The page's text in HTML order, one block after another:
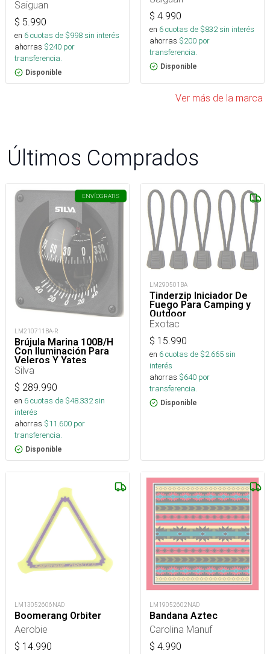
Genericos 6V.
Saiguan
$ 5.990
en 6cuotas de $998sin interés
ahorras $240 por
transferencia.
Disponible
$ 4.990
en 6cuotas de $832sin interés
ahorras $200 por
transferencia.
Disponible
Ver más de la marca
Últimos Comprados
ENVÍOGRATIS
LM210711BA-R
Brújula Marina 100B/H
Con Iluminación Para
Veleros Y Yates
Silva
$ 289.990
en 6cuotas de $48.332sin
interés
ahorras $11.600 por
transferencia.
Disponible
LM290501BA
Tinderzip Iniciador De
Fuego Para Camping y
Outdoor
Exotac
$ 15.990
en 6cuotas de $2.665sin
interés
ahorras $640 por
transferencia.
Disponible
LM13052606NAD
Boomerang Orbiter
Aerobie
$ 14.990
LM19052602NAD
Bandana Aztec
Carolina Manuf
$ 4.990